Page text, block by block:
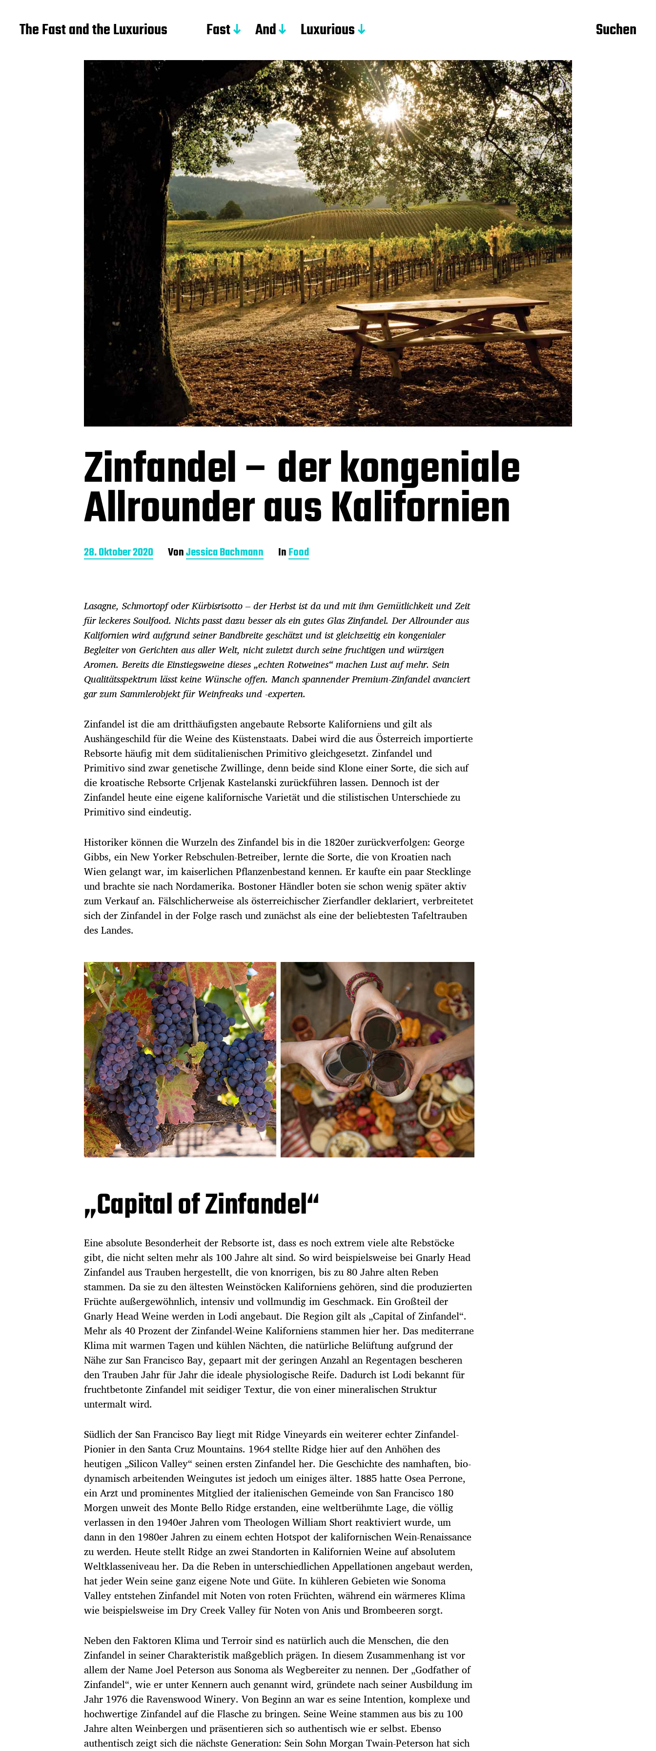
The Fast and the Luxurious Fast And Luxurious Suchen
Zinfandel – der kongeniale
Allrounder aus Kalifornien
B
e
a
g
s
d
a
t
u
m
28. Oktober 2020 VonJessica Bachmann InFood
Lasagne, Schmortopf oder Kürbisrisotto – der Herbst ist da und mit ihm Gemütlichkeit und Zeit
für leckeres Soulfood. Nichts passt dazu besser als ein gutes Glas Zinfandel. Der Allrounder aus
Kalifornien wird aufgrund seiner Bandbreite geschätzt und ist gleichzeitig ein kongenialer
Begleiter von Gerichten aus aller Welt, nicht zuletzt durch seine fruchtigen und würzigen
Aromen. Bereits die Einstiegsweine dieses „echten Rotweines“ machen Lust auf mehr. Sein
Qualitätsspektrum lässt keine Wünsche offen. Manch spannender Premium-Zinfandel avanciert
gar zum Sammlerobjekt für Weinfreaks und -experten.
Zinfandel ist die am dritthäufigsten angebaute Rebsorte Kaliforniens und gilt als
Aushängeschild für die Weine des Küstenstaats. Dabei wird die aus Österreich importierte
Rebsorte häufig mit dem süditalienischen Primitivo gleichgesetzt. Zinfandel und
Primitivo sind zwar genetische Zwillinge, denn beide sind Klone einer Sorte, die sich auf
die kroatische Rebsorte Crljenak Kastelanski zurückführen lassen. Dennoch ist der
Zinfandel heute eine eigene kalifornische Varietät und die stilistischen Unterschiede zu
Primitivo sind eindeutig.
Historiker können die Wurzeln des Zinfandel bis in die 1820er zurückverfolgen: George
Gibbs, ein New Yorker Rebschulen-Betreiber, lernte die Sorte, die von Kroatien nach
Wien gelangt war, im kaiserlichen Pflanzenbestand kennen. Er kaufte ein paar Stecklinge
und brachte sie nach Nordamerika. Bostoner Händler boten sie schon wenig später aktiv
zum Verkauf an. Fälschlicherweise als österreichischer Zierfandler deklariert, verbreitetet
sich der Zinfandel in der Folge rasch und zunächst als eine der beliebtesten Tafeltrauben
des Landes.
„Capital of Zinfandel“
Eine absolute Besonderheit der Rebsorte ist, dass es noch extrem viele alte Rebstöcke
gibt, die nicht selten mehr als 100 Jahre alt sind. So wird beispielsweise bei Gnarly Head
Zinfandel aus Trauben hergestellt, die von knorrigen, bis zu 80 Jahre alten Reben
stammen. Da sie zu den ältesten Weinstöcken Kaliforniens gehören, sind die produzierten
Früchte außergewöhnlich, intensiv und vollmundig im Geschmack. Ein Großteil der
Gnarly Head Weine werden in Lodi angebaut. Die Region gilt als „Capital of Zinfandel“.
Mehr als 40 Prozent der Zinfandel-Weine Kaliforniens stammen hier her. Das mediterrane
Klima mit warmen Tagen und kühlen Nächten, die natürliche Belüftung aufgrund der
Nähe zur San Francisco Bay, gepaart mit der geringen Anzahl an Regentagen bescheren
den Trauben Jahr für Jahr die ideale physiologische Reife. Dadurch ist Lodi bekannt für
fruchtbetonte Zinfandel mit seidiger Textur, die von einer mineralischen Struktur
untermalt wird.
Südlich der San Francisco Bay liegt mit Ridge Vineyards ein weiterer echter Zinfandel-
Pionier in den Santa Cruz Mountains. 1964 stellte Ridge hier auf den Anhöhen des
heutigen „Silicon Valley“ seinen ersten Zinfandel her. Die Geschichte des namhaften, bio-
dynamisch arbeitenden Weingutes ist jedoch um einiges älter. 1885 hatte Osea Perrone,
ein Arzt und prominentes Mitglied der italienischen Gemeinde von San Francisco 180
Morgen unweit des Monte Bello Ridge erstanden, eine weltberühmte Lage, die völlig
verlassen in den 1940er Jahren vom Theologen William Short reaktiviert wurde, um
dann in den 1980er Jahren zu einem echten Hotspot der kalifornischen Wein-Renaissance
zu werden. Heute stellt Ridge an zwei Standorten in Kalifornien Weine auf absolutem
Weltklasseniveau her. Da die Reben in unterschiedlichen Appellationen angebaut werden,
hat jeder Wein seine ganz eigene Note und Güte. In kühleren Gebieten wie Sonoma
Valley entstehen Zinfandel mit Noten von roten Früchten, während ein wärmeres Klima
wie beispielsweise im Dry Creek Valley für Noten von Anis und Brombeeren sorgt.
Neben den Faktoren Klima und Terroir sind es natürlich auch die Menschen, die den
Zinfandel in seiner Charakteristik maßgeblich prägen. In diesem Zusammenhang ist vor
allem der Name Joel Peterson aus Sonoma als Wegbereiter zu nennen. Der „Godfather of
Zinfandel“, wie er unter Kennern auch genannt wird, gründete nach seiner Ausbildung im
Jahr 1976 die Ravenswood Winery. Von Beginn an war es seine Intention, komplexe und
hochwertige Zinfandel auf die Flasche zu bringen. Seine Weine stammen aus bis zu 100
Jahre alten Weinbergen und präsentieren sich so authentisch wie er selbst. Ebenso
authentisch zeigt sich die nächste Generation: Sein Sohn Morgan Twain-Peterson hat sich